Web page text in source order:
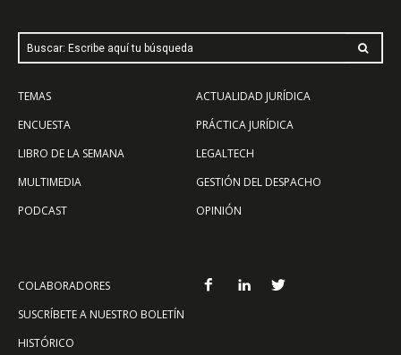
Buscar: Escribe aquí tu búsqueda
TEMAS
ENCUESTA
LIBRO DE LA SEMANA
MULTIMEDIA
PODCAST
ACTUALIDAD JURÍDICA
PRÁCTICA JURÍDICA
LEGALTECH
GESTIÓN DEL DESPACHO
OPINIÓN
COLABORADORES
SUSCRÍBETE A NUESTRO BOLETÍN
HISTÓRICO